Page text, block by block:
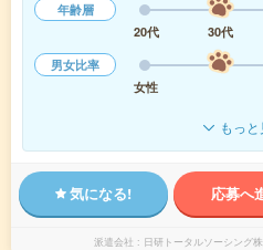
年齢層
20代
30代
男女比率
女性
もっ
気になる! 応募へ
派遣会社 日研トータルソーシング